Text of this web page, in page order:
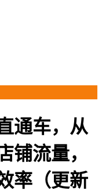
通车，从
流量，
率（更新